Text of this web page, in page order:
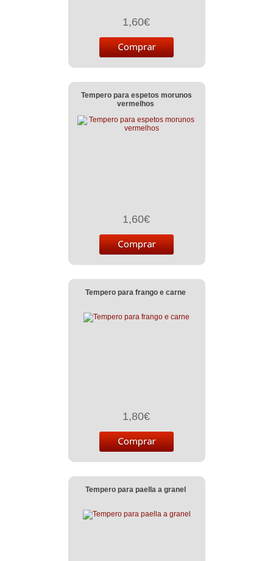
1,60€
Tempero para espetos morunos
vermelhos
1,60€
Tempero para frango e carne
1,80€
Tempero para paella a granel